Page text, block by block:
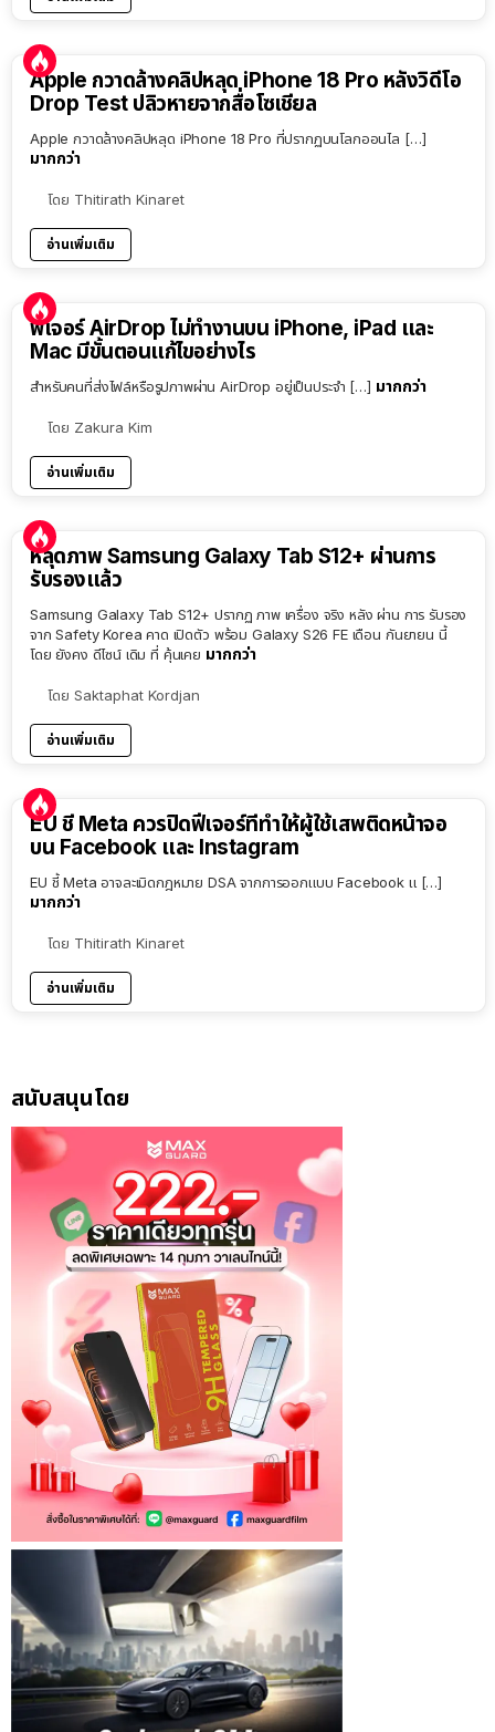
Apple กวาดล้างคลิปหลุด iPhone 18 Pro หลังวิดีโอ
Drop Test ปลิวหายจากสื่อโซเชียล
Apple กวาดล้างคลิปหลุด iPhone 18 Pro ที่ปรากฏบนโลกออนไล […]
มากกว่า
โดย Thitirath Kinaret
อ่านเพิ่มเติม
ฟีเจอร์ AirDrop ไม่ทำงานบน iPhone, iPad และ
Mac มีขั้นตอนแก้ไขอย่างไร
สำหรับคนที่ส่งไฟล์หรือรูปภาพผ่าน AirDrop อยู่เป็นประจำ […] มากกว่า
โดย Zakura Kim
อ่านเพิ่มเติม
หลุดภาพ Samsung Galaxy Tab S12+ ผ่านการ
รับรองแล้ว
Samsung Galaxy Tab S12+ ปรากฏ ภาพ เครื่อง จริง หลัง ผ่าน การ รับรอง
จาก Safety Korea คาด เปิดตัว พร้อม Galaxy S26 FE เดือน กันยายน นี้
โดย ยังคง ดีไซน์ เดิม ที่ คุ้นเคย มากกว่า
โดย Saktaphat Kordjan
อ่านเพิ่มเติม
EU ชี้ Meta ควรปิดฟีเจอร์ที่ทำให้ผู้ใช้เสพติดหน้าจอ
บน Facebook และ Instagram
EU ชี้ Meta อาจละเมิดกฎหมาย DSA จากการออกแบบ Facebook แ […]
มากกว่า
โดย Thitirath Kinaret
อ่านเพิ่มเติม
สนับสนุนโดย